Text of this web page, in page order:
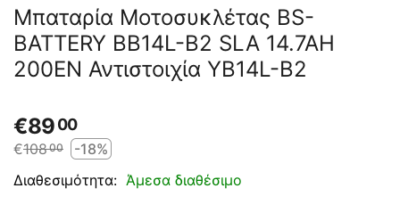
Μπαταρία Μοτοσυκλέτας BS-
BATTERY BB14L-B2 SLA 14.7AH
200EN Αντιστοιχία YB14L-B2
€8900
€10800
-18%
Διαθεσιμότητα: Άμεσα διαθέσιμο